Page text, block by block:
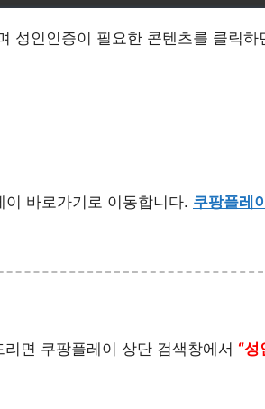
성인인증이 필요한 콘텐츠를 클릭하
바로가기로 이동합니다. 쿠팡플레이
면 쿠팡플레이 상단 검색창에서 “성